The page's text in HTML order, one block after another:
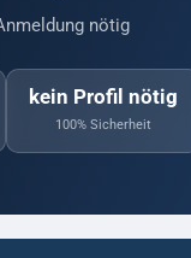
nötig
kein Profil nötig
100% Sicherheit